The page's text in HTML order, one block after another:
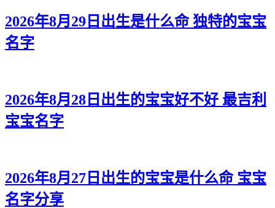
2026年8月29日出生是什么命 独特的宝宝
名字
2026年8月28日出生的宝宝好不好 最吉利
宝宝名字
2026年8月27日出生的宝宝是什么命 宝宝
名字分享